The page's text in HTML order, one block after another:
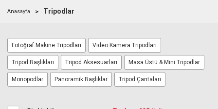
Canon R6 Mark IIIBundle Setler
Alışverişe
Anasayfa Tripodlar
Fotoğraf Makine Tripodları Video Kamera Tripodları
Tripod Başlıkları Tripod Aksesuarları Masa Üstü & Mini Tripodlar
Monopodlar Panoramik Başlıklar Tripod Çantaları